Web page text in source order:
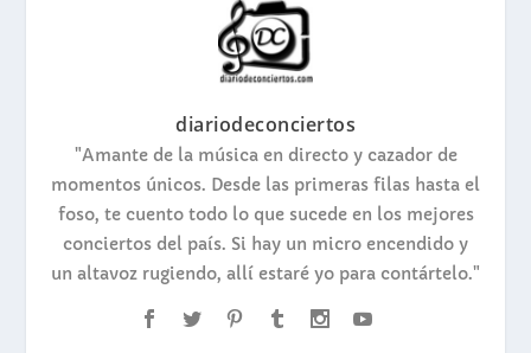
diariodeconciertos
"Amante de la música en directo y cazador de
momentos únicos. Desde las primeras filas hasta el
foso, te cuento todo lo que sucede en los mejores
conciertos del país. Si hay un micro encendido y
un altavoz rugiendo, allí estaré yo para contártelo."